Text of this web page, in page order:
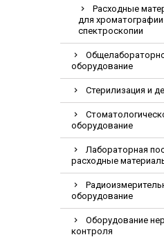
Расходные
для хроматографии
спектроскопии
оборудование
Стерилизация и
оборудование
Лабораторная
расходные
оборудование
Оборудование
контроля